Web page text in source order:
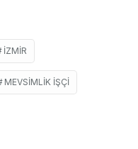
İZMIR
MEVSIMLIK IŞÇI